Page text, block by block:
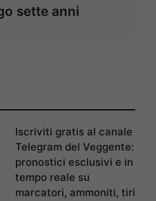
sette anni
Iscriviti gratis al canale
Telegram del Veggente:
pronostici esclusivi e in
tempo reale su
marcatori, ammoniti, tiri